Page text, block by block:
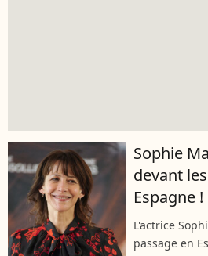
Sophie
devant
Espagne !
L'actrice
passage en